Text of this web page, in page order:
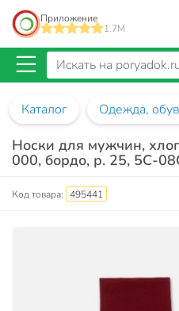
Приложение
1.7M
Каталог Одежда,
Носки для мужчин,
000, бордо, р. 25, 5С-
Код товара: 495441